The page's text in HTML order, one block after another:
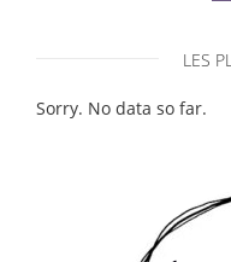
LES
Sorry. No data so far.